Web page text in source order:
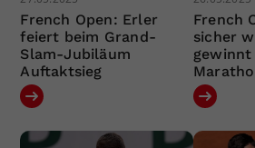
French Open: Erler
feiert beim Grand-
Slam-Jubiläum
Auftaktsieg
French
sicher
gewinnt